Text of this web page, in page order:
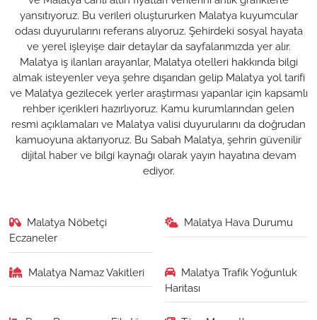
yansıtıyoruz. Bu verileri oluştururken Malatya kuyumcular
odası duyurularını referans alıyoruz. Şehirdeki sosyal hayata
ve yerel işleyişe dair detaylar da sayfalarımızda yer alır.
Malatya iş ilanları arayanlar, Malatya otelleri hakkında bilgi
almak isteyenler veya şehre dışarıdan gelip Malatya yol tarifi
ve Malatya gezilecek yerler araştırması yapanlar için kapsamlı
rehber içerikleri hazırlıyoruz. Kamu kurumlarından gelen
resmi açıklamaları ve Malatya valisi duyurularını da doğrudan
kamuoyuna aktarıyoruz. Bu Sabah Malatya, şehrin güvenilir
dijital haber ve bilgi kaynağı olarak yayın hayatına devam
ediyor.
Malatya Nöbetçi
Eczaneler
Malatya Hava Durumu
Malatya Namaz Vakitleri
Malatya Trafik Yoğunluk
Haritası